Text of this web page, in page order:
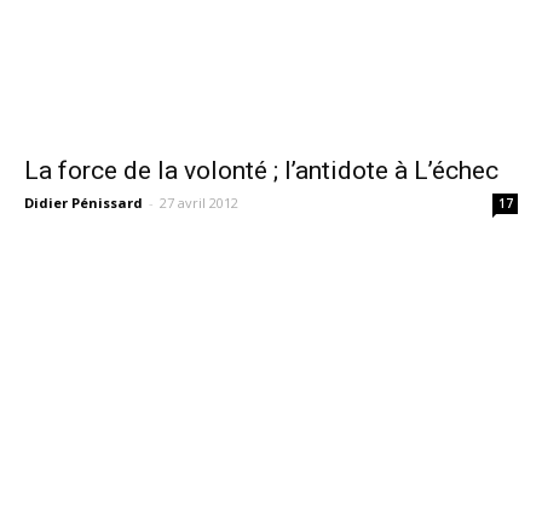
La force de la volonté ; l’antidote à L’échec
Didier Pénissard - 27 avril 2012 17